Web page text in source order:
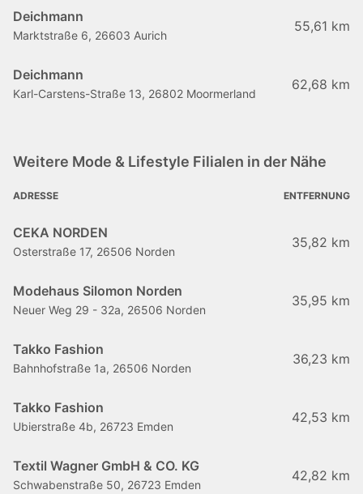
Deichmann
Marktstraße 6, 26603 Aurich
55,61 km
Deichmann
Karl-Carstens-Straße 13, 26802 Moormerland
62,68 km
Weitere Mode & Lifestyle Filialen in der Nähe
ADRESSE ENTFERNUNG
CEKA NORDEN
Osterstraße 17, 26506 Norden
35,82 km
Modehaus Silomon Norden
Neuer Weg 29 - 32a, 26506 Norden
35,95 km
Takko Fashion
Bahnhofstraße 1a, 26506 Norden
36,23 km
Takko Fashion
Ubierstraße 4b, 26723 Emden
42,53 km
Textil Wagner GmbH & CO. KG
Schwabenstraße 50, 26723 Emden
42,82 km